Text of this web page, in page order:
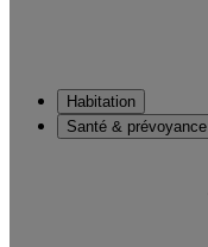
Habitation
Santé & prévoyance